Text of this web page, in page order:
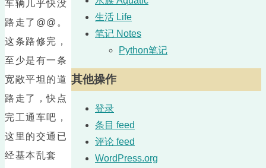
车辆几乎快没
路走了@@。
这条路修完，
至少是有一条
宽敞平坦的道
路走了，快点
完工通车吧，
这里的交通已
经基本乱套
生活 Life
笔记 Notes
Python笔记
其他操作
登录
条目 feed
评论 feed
WordPress.org